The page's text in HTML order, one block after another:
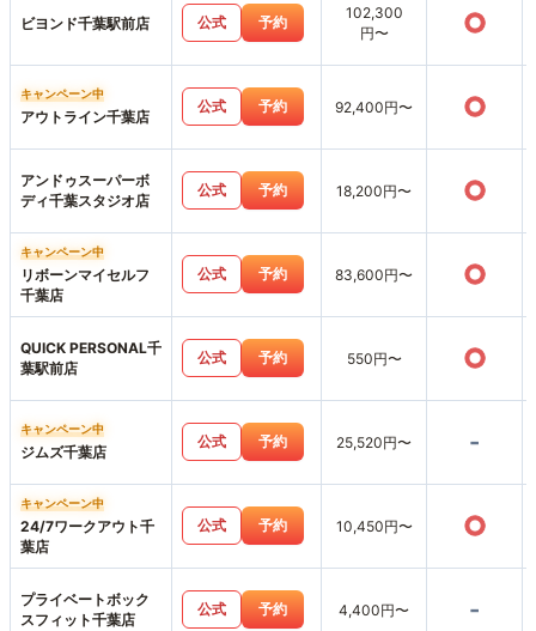
ビヨンド千葉駅前店 公式 予約
102,300
円〜
○
キャンペーン中
アウトライン千葉店
公式 予約 92,400円〜 ○
アンドゥスーパーボ
ディ千葉スタジオ店
公式 予約 18,200円〜 ○
キャンペーン中
リボーンマイセルフ
千葉店
公式 予約 83,600円〜 ○
QUICK PERSONAL千
葉駅前店
公式 予約 550円〜 ○
キャンペーン中
ジムズ千葉店
公式 予約 25,520円〜 -
キャンペーン中
24/7ワークアウト千
葉店
公式 予約 10,450円〜 ○
プライベートボック
スフィット千葉店
公式 予約 4,400円〜 -